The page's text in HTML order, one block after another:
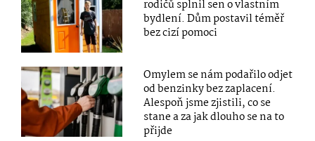
rodičů splnil sen o vlastním
bydlení. Dům postavil téměř
bez cizí pomoci
Omylem se nám podařilo odjet
od benzinky bez zaplacení.
Alespoň jsme zjistili, co se
stane a za jak dlouho se na to
přijde